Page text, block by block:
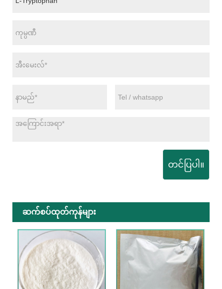
တင်ပြပါ။
ဆက်စပ်ထုတ်ကုန်များ